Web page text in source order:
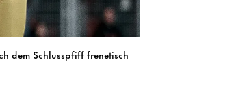
dem Schlusspfiff frenetisch